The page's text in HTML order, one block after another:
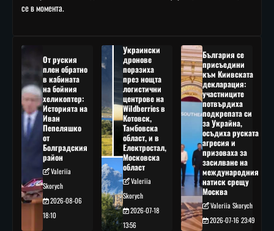
се в момента.
От руския
плен обратно
в кабината
на бойния
хеликоптер:
Историята на
Иван
Пепеляшко
от
Болградския
район
Valeriia
Skorych
2026-08-06
18:10
Украински
дронове
поразиха
през нощта
логистични
центрове на
Wildberries в
Котовск,
Тамбовска
област, и в
Електростал,
Московска
област
Valeriia
Skorych
2026-07-18
13:56
България се
присъедини
към Киивската
декларация:
участниците
потвърдиха
подкрепата си
за Украйна,
осъдиха руската
агресия и
призоваха за
засилване на
международния
натиск срещу
Москва
Valeriia Skorych
2026-07-16 23:49